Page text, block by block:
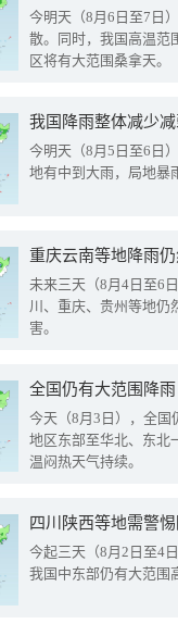
今明天（8月6日至7日
散。同时，我国高温范
区将有大范围桑拿天。
我国降雨整体减少
今明天（8月5日至6日
地有中到大雨，局地暴
重庆云南等地降雨
未来三天（8月4日至6
川、重庆、贵州等地仍
害。
全国仍有大范围降
今天（8月3日），全国
地区东部至华北、东北
温闷热天气持续。
今起三天（8月2日至4
我国中东部仍有大范围